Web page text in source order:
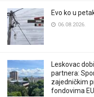
Evo ko u
06.08.2026.
Leskovac
partnera:
zajedničkim
fondovima